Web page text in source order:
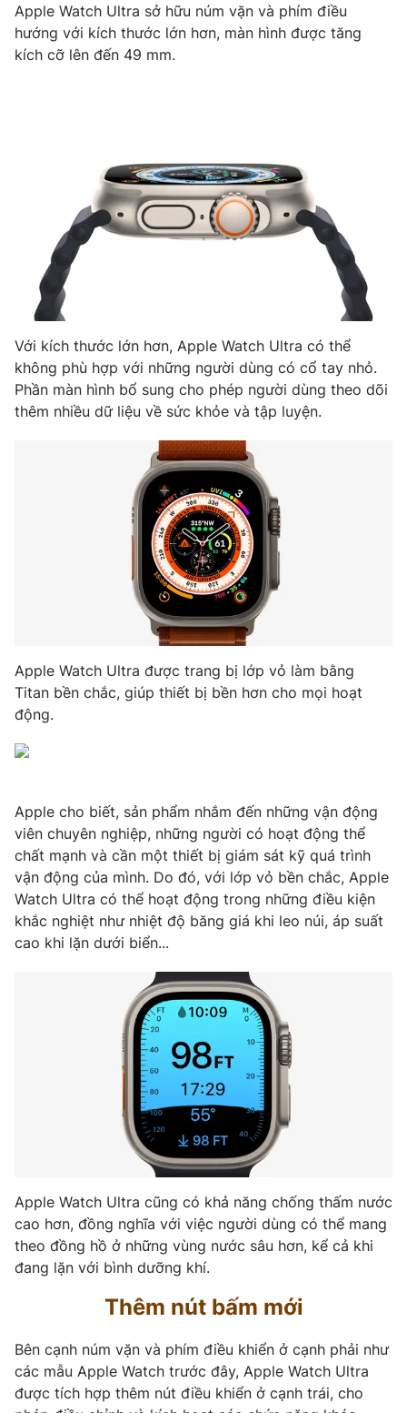
Sản phẩm
Giao lưu trực tuyến
Lịch phát sóng
Podcast
Infographic
Video
VTV Money
VTV Sức khoẻ Bất động sản
Vươn mình bằng AI
VTV8
Liên hệ tòa soạn English
THỜI BÁO VTV
Cơ quan báo chí: Thời báo VTV
Giấy phép hoạt động báo in và báo điện tử số 483/GP-BTTTT
cấp ngày 29/12/2023
Tổng Biên tập:Vũ Thanh Thủy
Phó Tổng Biên tập:
Nguyễn Thị Mỹ Hạnh, Phạm Quốc Thắng,
Nguyễn Trọng Ninh
Tổng đài VTV:
Ðiện thoại Thời báo VTV:024.66 897 897
toasoan@vtv.vn
Liên hệ quảng cáo:024-7300.7108
thuận bằng văn bản. Ghi rõ nguồn VTV.vn khi phát hành lại
Apple Watch Ultra sở hữu núm vặn và phím điều
hướng với kích thước lớn hơn, màn hình được tăng
kích cỡ lên đến 49 mm.
Với kích thước lớn hơn, Apple Watch Ultra có thể
không phù hợp với những người dùng có cổ tay nhỏ.
Phần màn hình bổ sung cho phép người dùng theo dõi
thêm nhiều dữ liệu về sức khỏe và tập luyện.
Apple Watch Ultra được trang bị lớp vỏ làm bằng
Titan bền chắc, giúp thiết bị bền hơn cho mọi hoạt
động.
Apple cho biết, sản phẩm nhắm đến những vận động
viên chuyên nghiệp, những người có hoạt động thể
chất mạnh và cần một thiết bị giám sát kỹ quá trình
vận động của mình. Do đó, với lớp vỏ bền chắc, Apple
Watch Ultra có thể hoạt động trong những điều kiện
khắc nghiệt như nhiệt độ băng giá khi leo núi, áp suất
cao khi lặn dưới biển...
Apple Watch Ultra cũng có khả năng chống thấm nước
cao hơn, đồng nghĩa với việc người dùng có thể mang
theo đồng hồ ở những vùng nước sâu hơn, kể cả khi
đang lặn với bình dưỡng khí.
Thêm nút bấm mới
Bên cạnh núm vặn và phím điều khiển ở cạnh phải như
các mẫu Apple Watch trước đây, Apple Watch Ultra
được tích hợp thêm nút điều khiển ở cạnh trái, cho